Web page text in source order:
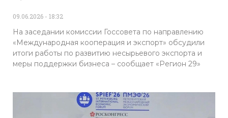
09.06.2026 18:32
На заседании комиссии Госсовета по направлению
«Международная кооперация и экспорт» обсудили
итоги работы по развитию несырьевого экспорта и
меры поддержки бизнеса – сообщает «Регион 29»